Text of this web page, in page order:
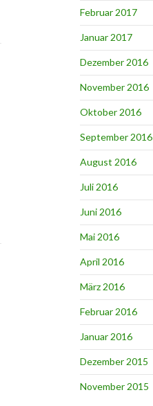
Februar 2017
Januar 2017
Dezember 2016
November 2016
Oktober 2016
September 2016
August 2016
Juli 2016
Juni 2016
Mai 2016
April 2016
März 2016
Februar 2016
Januar 2016
Dezember 2015
November 2015